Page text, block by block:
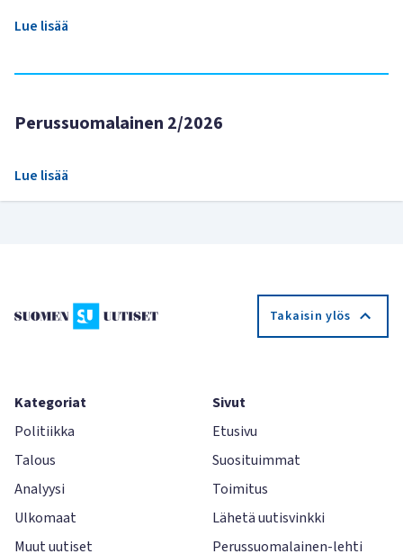
Lue lisää
Perussuomalainen 2/2026
Lue lisää
Takaisin ylös
Kategoriat
Politiikka
Talous
Analyysi
Ulkomaat
Muut uutiset
Sivut
Etusivu
Suosituimmat
Toimitus
Lähetä uutisvinkki
Perussuomalainen-lehti